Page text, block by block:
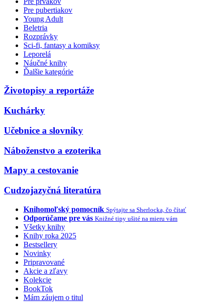
Pre pubertiakov
Young Adult
Beletria
Rozprávky
Sci-fi, fantasy a komiksy
Leporelá
Náučné knihy
Ďalšie kategórie
Životopisy a reportáže
Kuchárky
Učebnice a slovníky
Náboženstvo a ezoterika
Mapy a cestovanie
Cudzojazyčná literatúra
Knihomoľský pomocník Spýtajte sa Sherlocka, čo čítať
Odporúčame pre vás Knižné tipy ušité na mieru vám
Všetky knihy
Knihy roka 2025
Bestsellery
Novinky
Pripravované
Akcie a zľavy
Kolekcie
BookTok
Mám záujem o titul